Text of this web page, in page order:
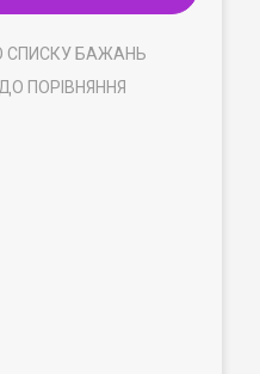
БАЖАНЬ
ПОРІВНЯННЯ